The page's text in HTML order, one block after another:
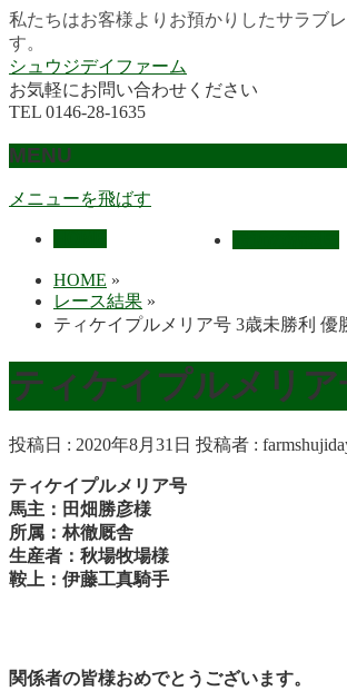
私たちはお客様よりお預かりしたサラブ
す。
シュウジデイファーム
お気軽にお問い合わせください
TEL 0146-28-1635
MENU
メニューを飛ばす
HOME »
レース結果 »
ティケイプルメリア号 3歳未勝利 優
ティケイプルメリ
投稿日 : 2020年8月31日 投稿者 :
ティケイプルメリア号
馬主：田畑勝彦様
所属：林徹厩舎
生産者：秋場牧場様
鞍上：伊藤工真騎手
関係者の皆様おめでとうございます。